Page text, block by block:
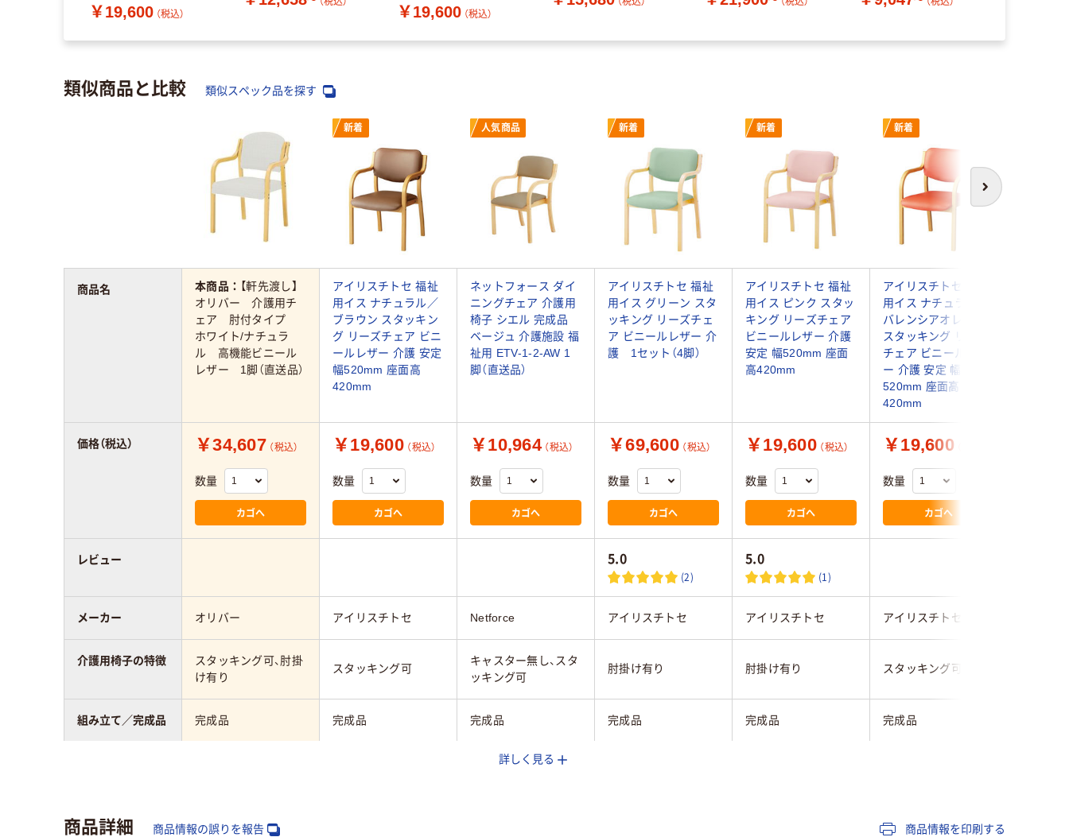
￥19,600 （税込） ￥19,600 （税込）
類似商品と比較 類似スペック品を探す
次へ
新着 人気商品 新着 新着 新着
本商品： 【軒先渡し】
オリバー 介護用チ
ェア 肘付タイプ
ホワイト/ナチュラ
ル 高機能ビニール
レザー 1脚（直送品）
アイリスチトセ 福祉
用イス ナチュラル／
ブラウン スタッキン
グ リーズチェア ビニ
ールレザー 介護 安定
幅520mm 座面高
420mm
ネットフォース ダイ
ニングチェア 介護用
椅子 シエル 完成品
ベージュ 介護施設 福
祉用 ETV-1-2-AW 1
脚（直送品）
アイリスチトセ 福祉
用イス グリーン スタ
ッキング リーズチェ
ア ビニールレザー 介
護 1セット（4脚）
アイリスチトセ 福祉
用イス ピンク スタッ
キング リーズチェア
ビニールレザー 介護
安定 幅520mm 座面
高420mm
アイリスチトセ 福祉
用イス ナチュラル／
バレンシアオレンジ
スタッキング リーズ
チェア ビニールレザ
ー 介護 安定 幅
520mm 座面高
420mm
￥34,607 （税込）
数量
カゴへ
￥19,600 （税込）
数量
カゴへ
￥10,964 （税込）
数量
カゴへ
￥69,600 （税込）
数量
カゴへ
￥19,600 （税込）
数量
カゴへ
￥19,600
数量
カゴへ
5.0
(2)
5.0
(1)
オリバー アイリスチトセ Netforce アイリスチトセ アイリスチトセ アイリスチトセ
スタッキング可、肘掛
け有り
スタッキング可
キャスター無し、スタ
ッキング可
肘掛け有り 肘掛け有り スタッキング可
完成品 完成品 完成品 完成品 完成品 完成品
商品名
価格（税込）
レビュー
メーカー
介護用椅子の特徴
組み立て／完成品
詳しく見る
商品詳細 商品情報の誤りを報告 商品情報を印刷する